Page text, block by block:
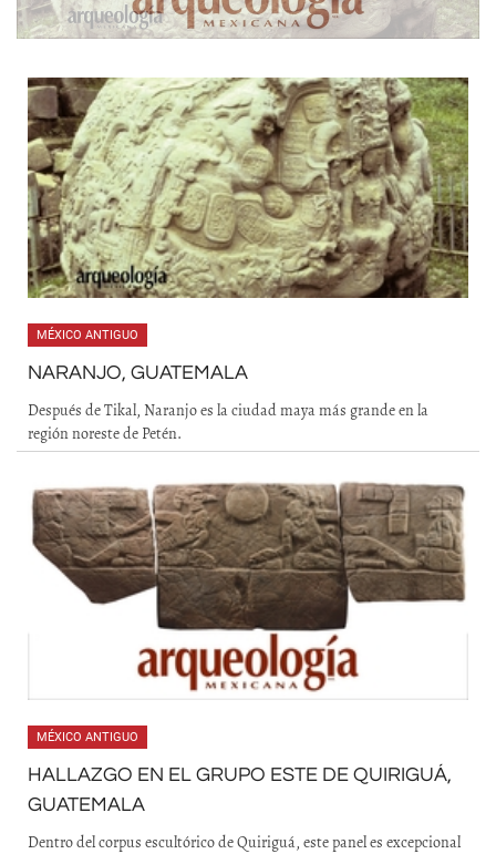
MÉXICO ANTIGUO
NARANJO, GUATEMALA
Después de Tikal, Naranjo es la ciudad maya más grande en la
región noreste de Petén.
MÉXICO ANTIGUO
HALLAZGO EN EL GRUPO ESTE DE QUIRIGUÁ,
GUATEMALA
Dentro del corpus escultórico de Quiriguá, este panel es excepcional